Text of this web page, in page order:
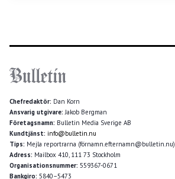
Chefredaktör: Dan Korn
Ansvarig utgivare: Jakob Bergman
Företagsnamn: Bulletin Media Sverige AB
Kundtjänst: info@bulletin.nu
Tips: Mejla reportrarna (förnamn.efternamn@bulletin.nu)
Adress: Mailbox 410, 111 73 Stockholm
Organisationsnummer: 559367-0671
Bankgiro: 5840–5473